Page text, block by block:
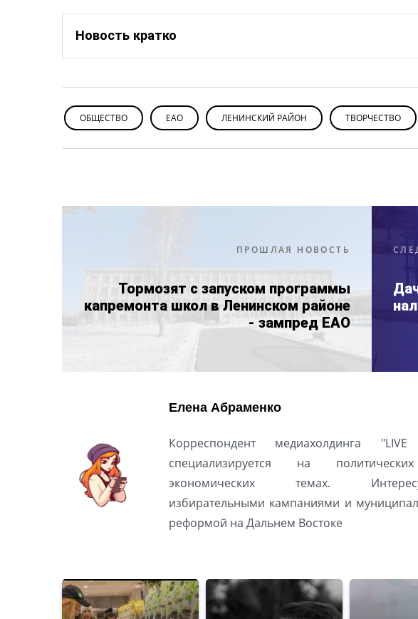
Новость кратко
ОБЩЕСТВО ЕАО ЛЕНИНСКИЙ РАЙОН ТВОРЧЕСТВО
ПРОШЛАЯ НОВОСТЬ
Тормозят с запуском программы
капремонта школ в Ленинском районе
- зампред ЕАО
Елена Абраменко
Корреспондент медиахолдинга
специализируется на
экономических темах.
избирательными кампаниями и
реформой на Дальнем Востоке